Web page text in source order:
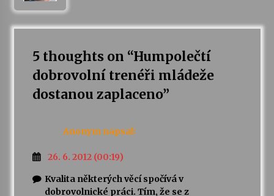
5 thoughts on “Humpolečtí
dobrovolní trenéři mládeže
dostanou zaplaceno”
Anonym napsal:
26. 6. 2012 (00:19)
Kvalita některých věcí spočívá v
dobrovolnické práci. Tím, že se z